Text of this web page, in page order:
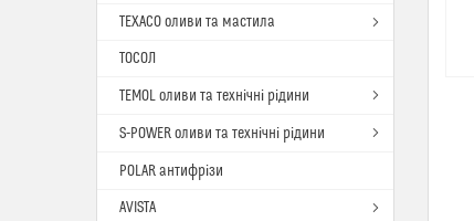
TEXACO оливи та мастила
ТОСОЛ
TEMOL оливи та технічні рідини
S-POWER оливи та технічні рідини
POLAR антифрізи
AVISTA